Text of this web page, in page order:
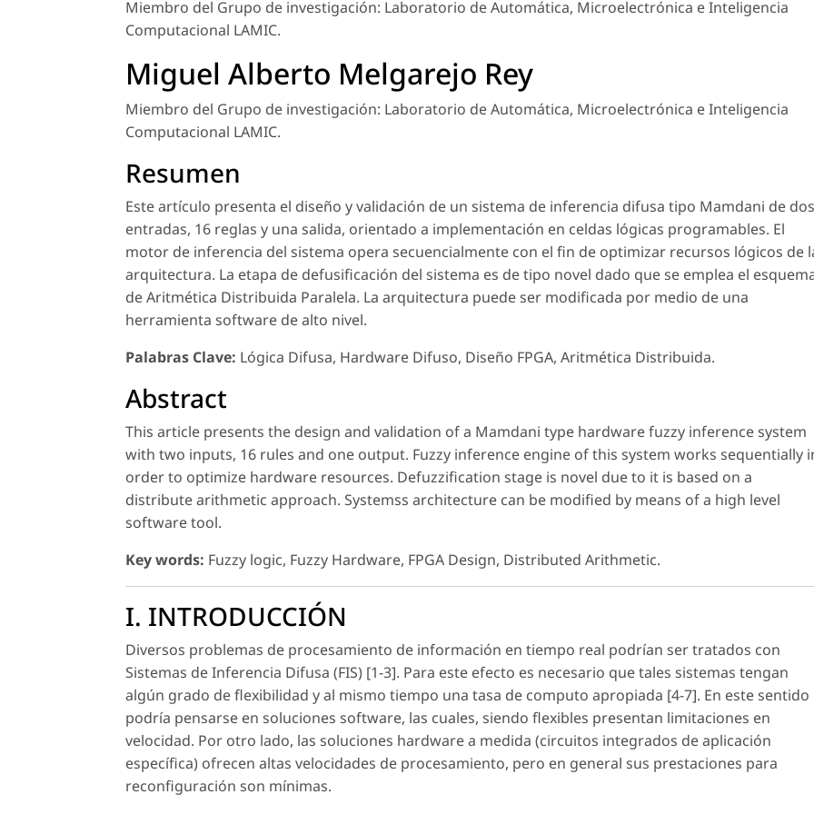
Miembro del Grupo de investigación: Laboratorio de Automática, Microelectrónica e Inteligencia
Computacional LAMIC.
Miguel Alberto Melgarejo Rey
Miembro del Grupo de investigación: Laboratorio de Automática, Microelectrónica e Inteligencia
Computacional LAMIC.
Resumen
Este artículo presenta el diseño y validación de un sistema de inferencia difusa tipo Mamdani de dos
entradas, 16 reglas y una salida, orientado a implementación en celdas lógicas programables. El
motor de inferencia del sistema opera secuencialmente con el fin de optimizar recursos lógicos de
arquitectura. La etapa de defusificación del sistema es de tipo novel dado que se emplea el
de Aritmética Distribuida Paralela. La arquitectura puede ser modificada por medio de una
herramienta software de alto nivel.
Palabras Clave: Lógica Difusa, Hardware Difuso, Diseño FPGA, Aritmética Distribuida.
Abstract
This article presents the design and validation of a Mamdani type hardware fuzzy inference system
with two inputs, 16 rules and one output. Fuzzy inference engine of this system works sequentially
order to optimize hardware resources. Defuzzification stage is novel due to it is based on a
distribute arithmetic approach. Systemss architecture can be modified by means of a high level
software tool.
Key words: Fuzzy logic, Fuzzy Hardware, FPGA Design, Distributed Arithmetic.
I. INTRODUCCIÓN
Diversos problemas de procesamiento de información en tiempo real podrían ser tratados con
Sistemas de Inferencia Difusa (FIS) [1-3]. Para este efecto es necesario que tales sistemas tengan
algún grado de flexibilidad y al mismo tiempo una tasa de computo apropiada [4-7]. En este sentido
podría pensarse en soluciones software, las cuales, siendo flexibles presentan limitaciones en
velocidad. Por otro lado, las soluciones hardware a medida (circuitos integrados de aplicación
específica) ofrecen altas velocidades de procesamiento, pero en general sus prestaciones para
reconfiguración son mínimas.